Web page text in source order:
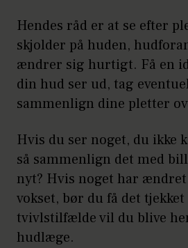
Hendes råd er at se efter
skjolder på huden,
ændrer sig hurtigt. Få en
din hud ser ud, tag
sammenlign dine pletter
Hvis du ser noget, du ikke
så sammenlign det med
nyt? Hvis noget har
vokset, bør du få det
tvivlstilfælde vil du blive
hudlæge.